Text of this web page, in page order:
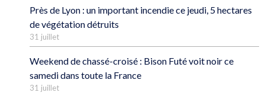
Près de Lyon : un important incendie ce jeudi, 5 hectares
de végétation détruits
31 juillet
Weekend de chassé-croisé : Bison Futé voit noir ce
samedi dans toute la France
31 juillet